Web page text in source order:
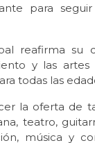
para
reafirma su
y las
todas las
la oferta de
teatro,
música y